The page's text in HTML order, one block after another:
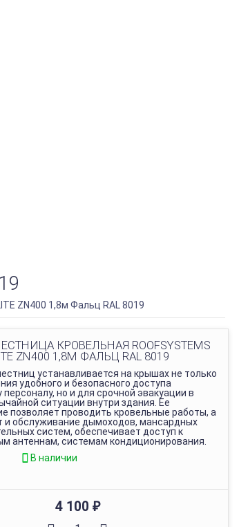
ZN400 1,8м Фальц RAL 8019
КРОВЕЛЬНАЯ ROOFSYSTEMS
ZN400 1,8М ФАЛЬЦ RAL 8019
устанавливается на крышах не только
удобного и безопасного доступа
персоналу, но и для срочной эвакуации в
ситуации внутри здания. Ее
позволяет проводить кровельные работы, а
и обслуживание дымоходов, мансардных
систем, обеспечивает доступ к
антеннам, системам кондиционирования.
В наличии
4 100 ₽